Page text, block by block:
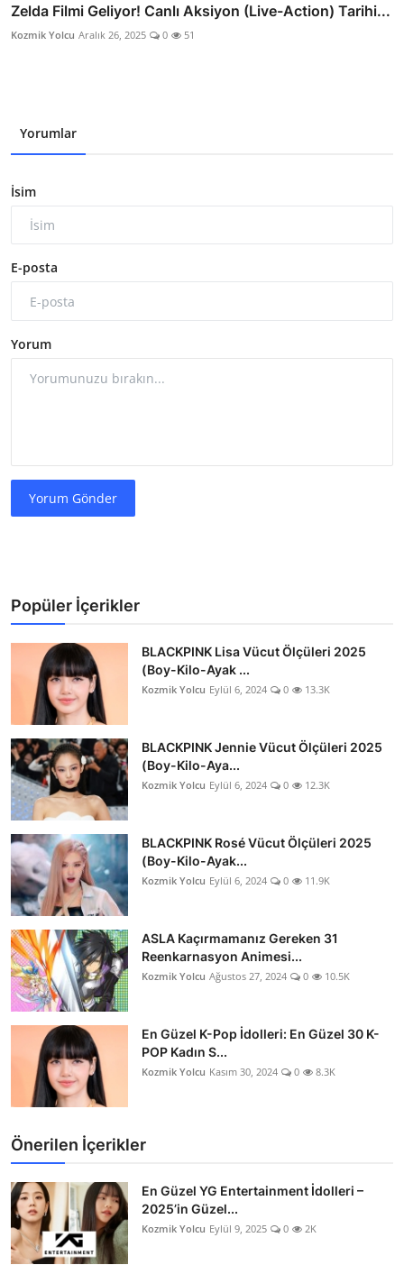
Zelda Filmi Geliyor! Canlı Aksiyon (Live-Action) Tarihi...
Kozmik Yolcu Aralık 26, 2025 0 51
Yorumlar
İsim
E-posta
Yorum
Yorum Gönder
Popüler İçerikler
BLACKPINK Lisa Vücut Ölçüleri 2025
(Boy-Kilo-Ayak ...
Kozmik Yolcu Eylül 6, 2024 0 13.3K
BLACKPINK Jennie Vücut Ölçüleri 2025
(Boy-Kilo-Aya...
Kozmik Yolcu Eylül 6, 2024 0 12.3K
BLACKPINK Rosé Vücut Ölçüleri 2025
(Boy-Kilo-Ayak...
Kozmik Yolcu Eylül 6, 2024 0 11.9K
ASLA Kaçırmamanız Gereken 31
Reenkarnasyon Animesi...
Kozmik Yolcu Ağustos 27, 2024 0 10.5K
En Güzel K-Pop İdolleri: En Güzel 30 K-
POP Kadın S...
Kozmik Yolcu Kasım 30, 2024 0 8.3K
Önerilen İçerikler
En Güzel YG Entertainment İdolleri –
2025’in Güzel...
Kozmik Yolcu Eylül 9, 2025 0 2K